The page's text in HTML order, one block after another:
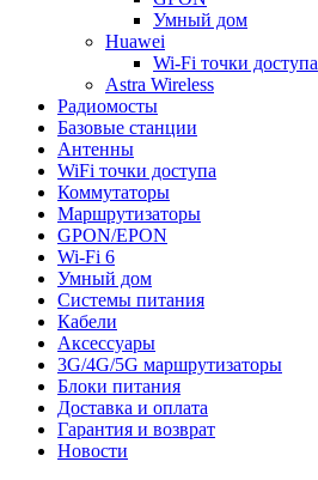
Умный дом
Huawei
Wi-Fi точки доступа
Astra Wireless
Радиомосты
Базовые станции
Антенны
WiFi точки доступа
Коммутаторы
Маршрутизаторы
GPON/EPON
Wi-Fi 6
Умный дом
Системы питания
Кабели
Аксессуары
3G/4G/5G маршрутизаторы
Блоки питания
Доставка и оплата
Гарантия и возврат
Новости